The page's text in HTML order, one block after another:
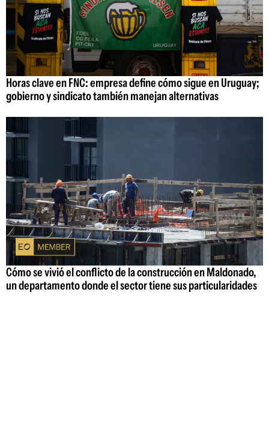
Horas clave en FNC: empresa define cómo sigue en Uruguay;
gobierno y sindicato también manejan alternativas
Cómo se vivió el conflicto de la construcción en Maldonado,
un departamento donde el sector tiene sus particularidades